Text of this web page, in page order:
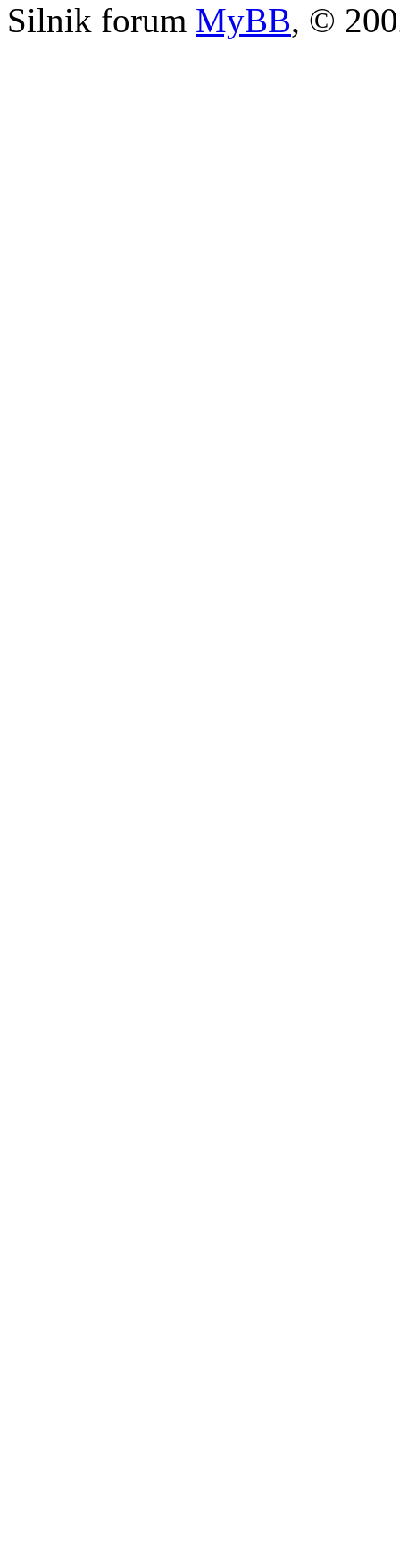
Silnik forum MyBB, ©